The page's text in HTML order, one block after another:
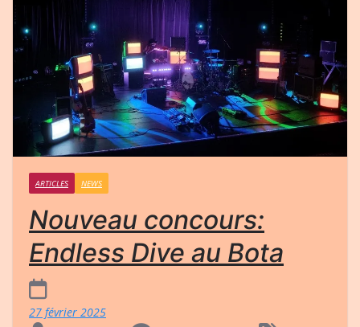
ARTICLES NEWS
Nouveau concours:
Endless Dive au Bota
27 février 2025